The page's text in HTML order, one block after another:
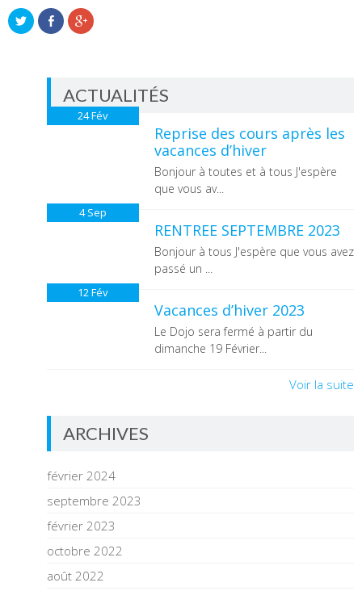
Partager
sur
Twitter(ouvre
fenêtre)
Partager
sur
Facebook(ouvre
Cliquez
pour
une
nouvelle
fenêtre)
ACTUALITÉS
24Fév
Reprise des cours après les
vacances d’hiver
Bonjour à toutes et à tous J'espère
que vous av...
4 Sep
RENTREE SEPTEMBRE 2023
Bonjour à tous J'espère que vous avez
passé un ...
12 Fév
Vacances d’hiver 2023
Le Dojo sera fermé à partir du
dimanche 19 Février...
Voir la suite
ARCHIVES
février 2024
septembre 2023
février 2023
octobre 2022
août 2022